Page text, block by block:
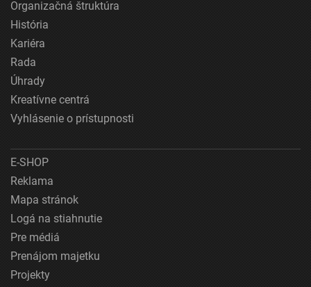
Organizačná štruktúra
História
Kariéra
Rada
Úhrady
Kreatívne centrá
Vyhlásenie o prístupnosti
E-SHOP
Reklama
Mapa stránok
Logá na stiahnutie
Pre médiá
Prenájom majetku
Projekty